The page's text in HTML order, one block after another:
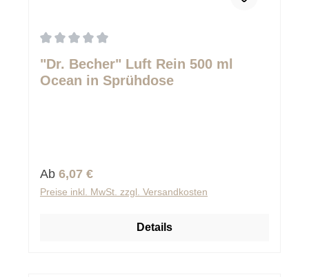
"Dr. Becher" Luft Rein 500 ml
Ocean in Sprühdose
Regulärer Preis:
Ab 6,07 €
Preise inkl. MwSt. zzgl. Versandkosten
Details